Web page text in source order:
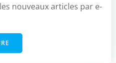
nouveaux articles par e-